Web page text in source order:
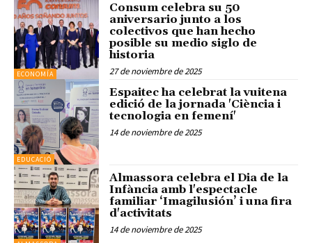
ECONOMÍA
Consum celebra su 50
aniversario junto a los
colectivos que han hecho
posible su medio siglo de
historia
27 de noviembre de 2025
EDUCACIÓ
Espaitec ha celebrat la vuitena
edició de la jornada 'Ciència i
tecnologia en femení'
14 de noviembre de 2025
Almassora celebra el Dia de la
Infància amb l'espectacle
familiar ‘Imagilusión’ i una fira
d'activitats
14 de noviembre de 2025